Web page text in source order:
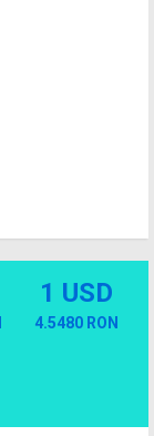
1 USD
4.5480 RON